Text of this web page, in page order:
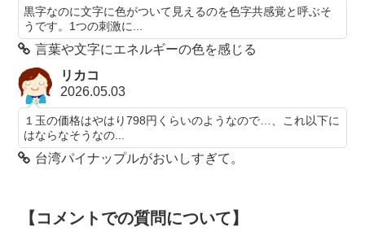
黒字なのに文字に色がついて見えるのを色字共感覚と呼ぶそ
うです。1つの刺激に...
言葉や文字にエネルギーの色を感じる
リカコ
2026.05.03
１玉の価格はやはり798円くらいのようなので…、これ以下に
はならなそうなの...
台湾パイナップルがおいしすぎて。
【コメントでの質問について】